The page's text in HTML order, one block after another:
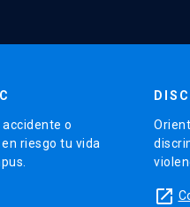
o
riesgo tu vida
launch